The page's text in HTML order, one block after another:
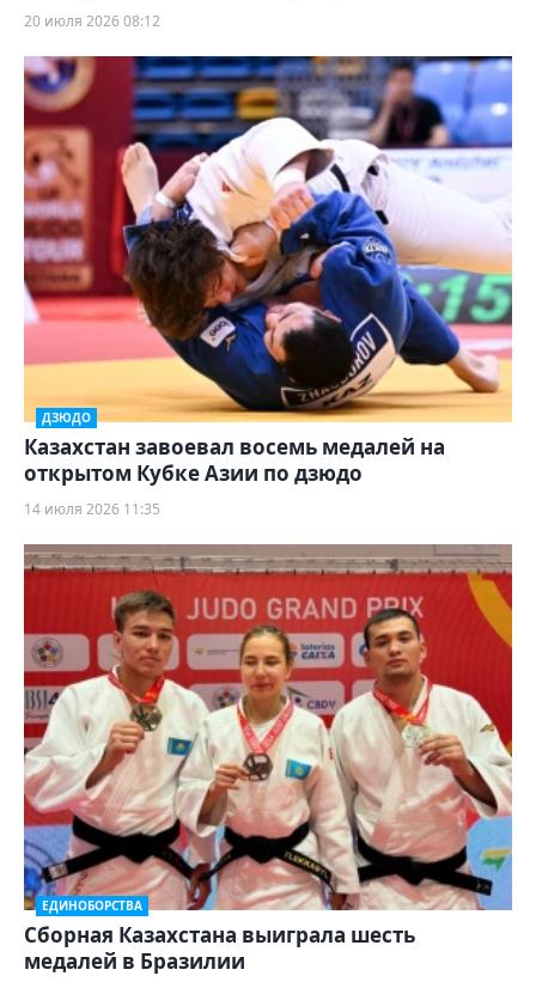
20 июля 2026 08:12
ДЗЮДО
Казахстан завоевал восемь медалей на
открытом Кубке Азии по дзюдо
14 июля 2026 11:35
ЕДИНОБОРСТВА
Сборная Казахстана выиграла шесть
медалей в Бразилии